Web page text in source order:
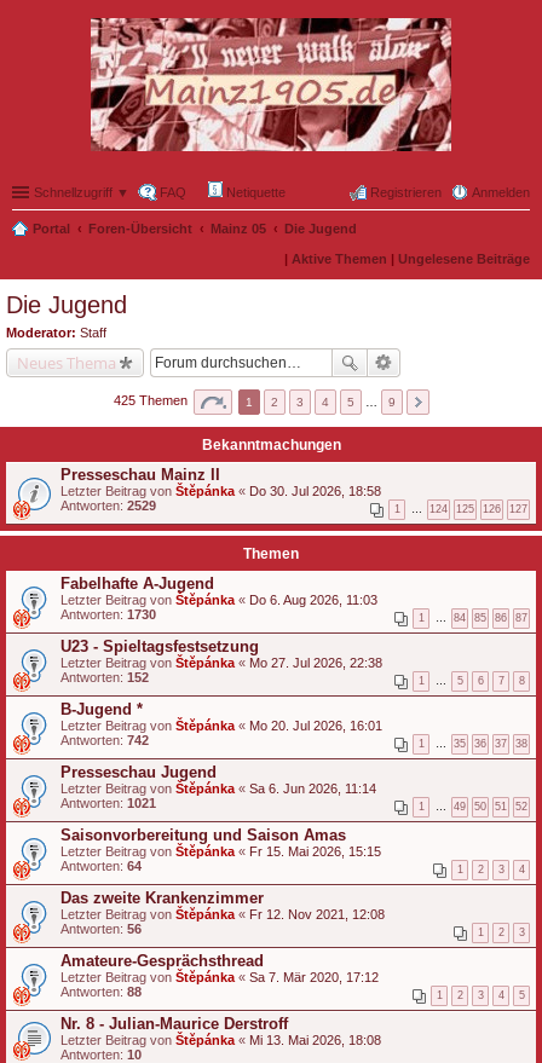
Schnellzugriff ▼ FAQ Netiquette Anmelden
Registrieren
Portal Foren-Übersicht Mainz 05 Die Jugend
| Aktive Themen | Ungelesene Beiträge
Die Jugend
Moderator: Staff
Neues Thema
425 Themen 1 2 3 4 5 9
Bekanntmachungen
Presseschau Mainz II
Letzter Beitrag von Štěpánka « Do 30. Jul 2026, 18:58
Antworten: 2529 1 124 125 126 127
Themen
Fabelhafte A-Jugend
Letzter Beitrag von Štěpánka « Do 6. Aug 2026, 11:03
Antworten: 1730 1 84 85 86 87
U23 - Spieltagsfestsetzung
Letzter Beitrag von Štěpánka « Mo 27. Jul 2026, 22:38
Antworten: 152 1 5 6 7 8
B-Jugend *
Letzter Beitrag von Štěpánka « Mo 20. Jul 2026, 16:01
Antworten: 742 1 35 36 37 38
Presseschau Jugend
Letzter Beitrag von Štěpánka « Sa 6. Jun 2026, 11:14
Antworten: 1021 1 49 50 51 52
Saisonvorbereitung und Saison Amas
Letzter Beitrag von Štěpánka « Fr 15. Mai 2026, 15:15
Antworten: 64 1 2 3 4
Das zweite Krankenzimmer
Letzter Beitrag von Štěpánka « Fr 12. Nov 2021, 12:08
Antworten: 56 1 2 3
Amateure-Gesprächsthread
Letzter Beitrag von Štěpánka « Sa 7. Mär 2020, 17:12
Antworten: 88 1 2 3 4 5
Nr. 8 - Julian-Maurice Derstroff
Letzter Beitrag von Štěpánka « Mi 13. Mai 2026, 18:08
Antworten: 10